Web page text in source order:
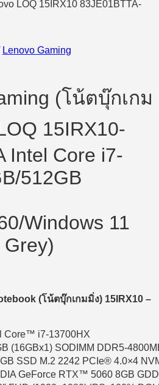
Lenovo Gaming
(โน้ตบุ๊กเกม
15IRX10-
Intel Core i7-
512GB
Windows 11
(โน้ตบุ๊กเกมมิ่ง) 15IRX10 –
Core™ i7-13700HX
(16GBx1) SODIMM DDR5-
SSD M.2 2242 PCIe® 4.0×4
GeForce RTX™ 5060 8GB